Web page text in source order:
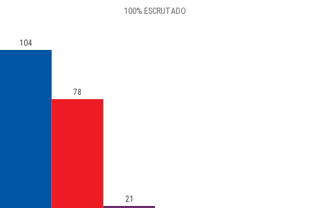
100% ESCRUTADO
104
78
21